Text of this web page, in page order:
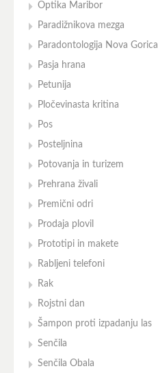
Optika Maribor
Paradižnikova mezga
Paradontologija Nova Gorica
Pasja hrana
Petunija
Pločevinasta kritina
Pos
Posteljnina
Potovanja in turizem
Prehrana živali
Premični odri
Prodaja plovil
Prototipi in makete
Rabljeni telefoni
Rak
Rojstni dan
Šampon proti izpadanju las
Senčila
Senčila Obala